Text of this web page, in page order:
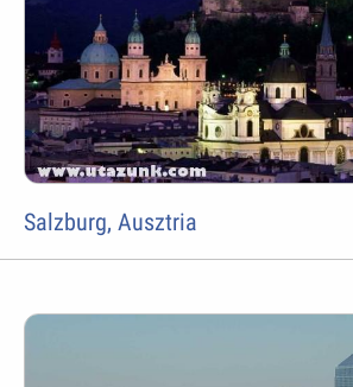
Salzburg, Ausztria